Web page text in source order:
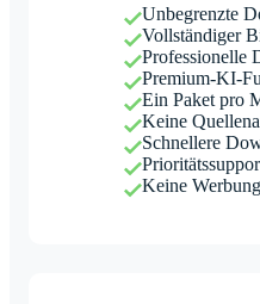
Unbegrenzte
Vollständiger
Professionelle
Premium-KI-
Ein Paket pro
Keine
Schnellere
Keine Werbung